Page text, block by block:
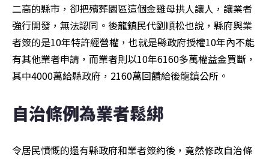
二高的縣市，卻把殯葬園區這個金雞母拱人讓人，讓業者
強行開發，無法認同。後龍鎮民代劉順松也說，縣府與業
者簽的是10年特許經營權，也就是縣政府授權10年內不能
有其他業者申請，而業者則以10年6160多萬權益金買斷，
其中4000萬給縣政府，2160萬回饋給後龍鎮公所。
自治條例為業者鬆綁
令居民憤慨的還有縣政府和業者簽約後，竟然修改自治條